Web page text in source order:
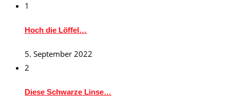
1
Hoch die Löffel…
5. September 2022
2
Diese Schwarze Linse…